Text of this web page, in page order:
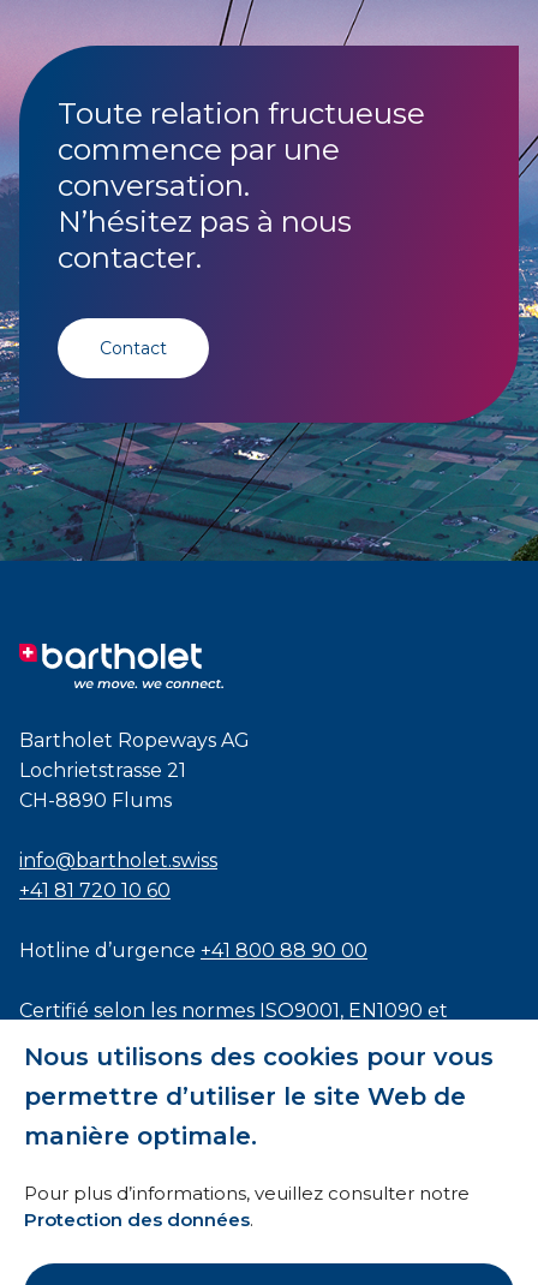
Nous utilisons des cookies pour vous
permettre d’utiliser le site Web de
manière optimale.
Pour plus d’informations, veuillez consulter notre
Protection des données.
Toute relation fructueuse
commence par une
conversation.
N’hésitez pas à nous
contacter.
Contact
Bartholet Ropeways AG
Lochrietstrasse 21
CH-8890 Flums
info@bartholet.swiss
+41 81 720 10 60
Hotline d’urgence +41 800 88 90 00
Certifié selon les normes ISO9001, EN1090 et
Conditions générales